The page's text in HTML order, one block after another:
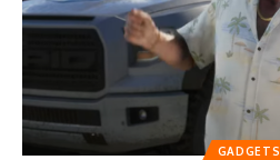
GADGETS